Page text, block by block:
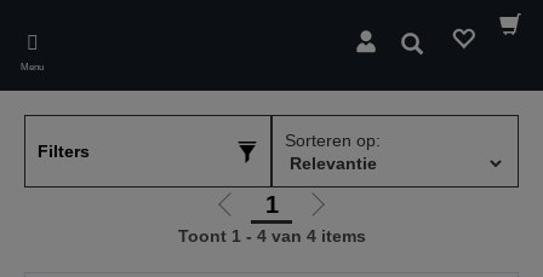
main
content
Menu
Zoeken
Filters
Sorteren op:
Ga
naar
1
Ga
naar
Toont 1 - 4 van 4 items